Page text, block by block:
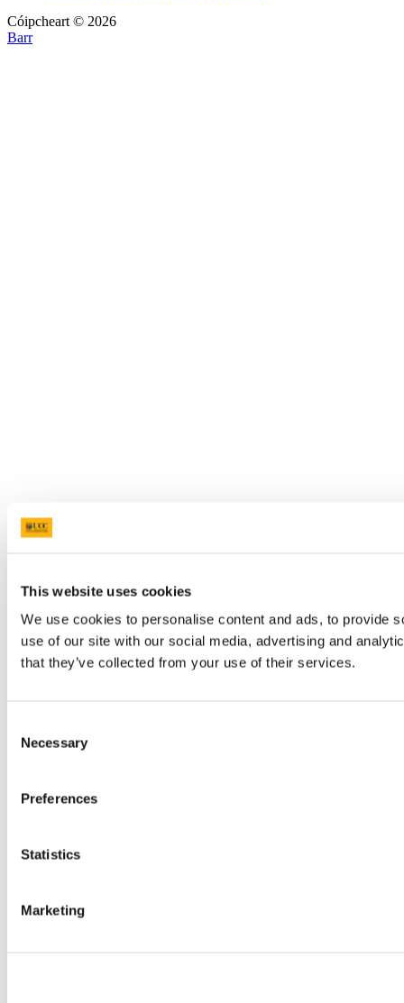
This website uses cookies
We use cookies to personalise content and ads, to provide
use of our site with our social media, advertising and
that they’ve collected from your use of their services.
Selection
Necessary
Preferences
Statistics
Marketing
Cóipcheart © 2026
Barr